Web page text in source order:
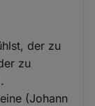
der zu
zu
(Johann